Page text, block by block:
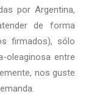
por Argentina,
de forma
firmados), sólo
oleaginosa entre
nos guste